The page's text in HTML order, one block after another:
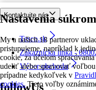
Nastavenia
My a našich 18 partnerov
pristupujeme, napríklad k
cookie, za účelom
udeliť alebo spravovať
prípadne kedykoľvek v
cookies. Tieto voľby
Kontaktujte nás
Tesco.sk
Zákaznícka linka -
Výber obchodu
followUs